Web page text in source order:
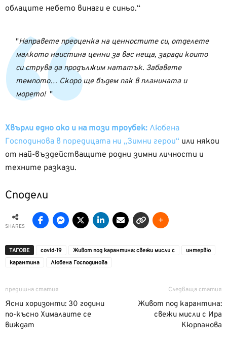
облаците небето винаги е синьо.“
Направете преоценка на ценностите си, отделете
малкото наистина ценни за вас неща, заради които
си струва да продължим нататък. Забавете
темпото… Скоро ще бъдем пак в планината и
морето!
Хвърли едно око и на този троубек: Любена
Господинова в поредицата ни „Зимни герои“ или някои
от най-въздействащите родни зимни личности и
техните разкази.
Сподели
SHARES
ТАГОВЕ covid-19 Живот под карантина: свежи мисли с
интервю
карантина
Любена Господинова
предишна статия
Ясни хоризонти: 30 години
по-късно Хималаите се
виждат
Следваща статия
Живот под карантина:
свежи мисли с Ира
Кюрпанова